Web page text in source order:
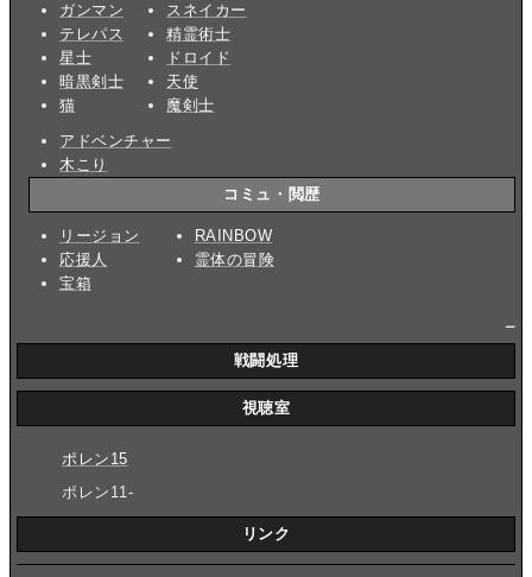
ガンマン
テレパス
星士
暗黒剣士
猫
スネイカー
精霊術士
ドロイド
天使
魔剣士
アドベンチャー
木こり
コミュ・閲歴
リージョン
応援人
宝箱
RAINBOW
霊体の冒険
戦闘処理
視聴室
ポレン15
ポレン11-
リンク